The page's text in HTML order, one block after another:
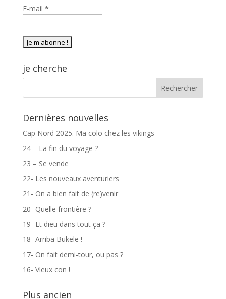
E-mail *
je cherche
Dernières nouvelles
Cap Nord 2025. Ma colo chez les vikings
24 – La fin du voyage ?
23 – Se vende
22- Les nouveaux aventuriers
21- On a bien fait de (re)venir
20- Quelle frontière ?
19- Et dieu dans tout ça ?
18- Arriba Bukele !
17- On fait demi-tour, ou pas ?
16- Vieux con !
Plus ancien